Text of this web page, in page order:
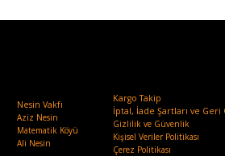
Nesin Vakfı
Aziz Nesin
Matematik Köyü
Ali Nesin
Kargo Takip
İptal, İade Şartları ve Geri
Gizlilik ve Güvenlik
Kişisel Veriler Politikası
Çerez Politikası